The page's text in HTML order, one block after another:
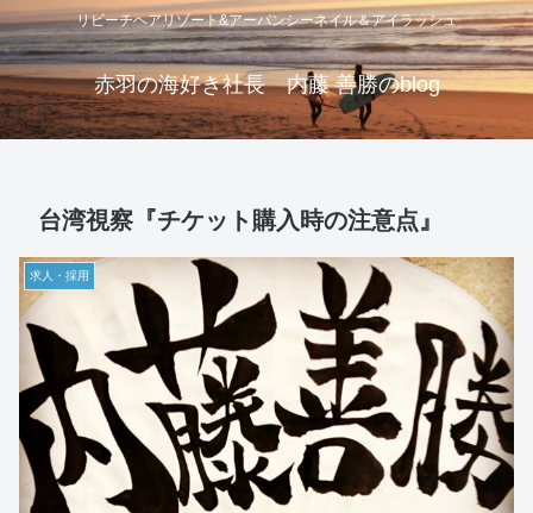
リビーチヘアリゾート&アーバンシーネイル＆アイラッシュ
赤羽の海好き社長 内藤 善勝のblog
台湾視察『チケット購入時の注意点』
求人・採用